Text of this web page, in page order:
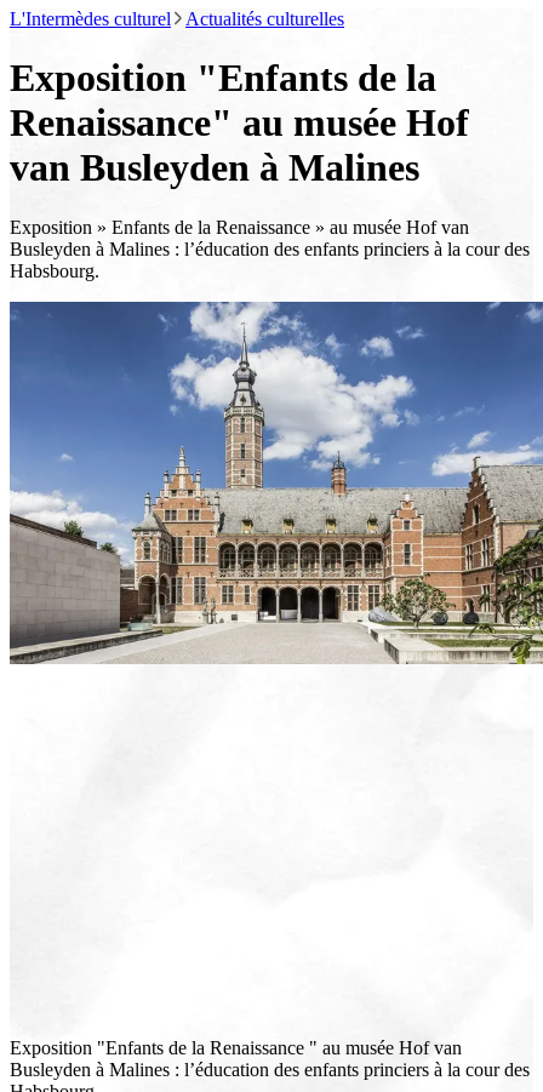
L'Intermèdes culturel Actualités culturelles
Exposition "Enfants de la
Renaissance" au musée Hof
van Busleyden à Malines
Exposition » Enfants de la Renaissance » au musée Hof van
Busleyden à Malines : l’éducation des enfants princiers à la cour des
Habsbourg.
Exposition "Enfants de la Renaissance " au musée Hof van
Busleyden à Malines : l’éducation des enfants princiers à la cour des